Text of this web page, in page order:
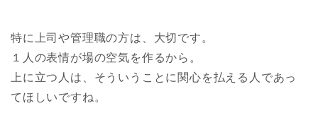
特に上司や管理職の方は、大切です。
１人の表情が場の空気を作るから。
上に立つ人は、そういうことに関心を払える人であっ
てほしいですね。